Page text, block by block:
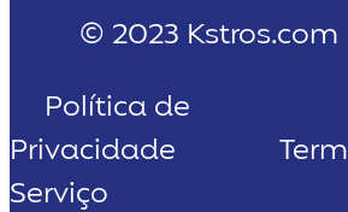
© 2023 Kstros.com
Política de
Privacidade
Serviço